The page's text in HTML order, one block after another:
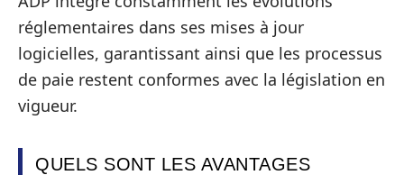
réglementaires dans ses mises à jour
logicielles, garantissant ainsi que les processus
de paie restent conformes avec la législation en
vigueur.
QUELS SONT LES AVANTAGES